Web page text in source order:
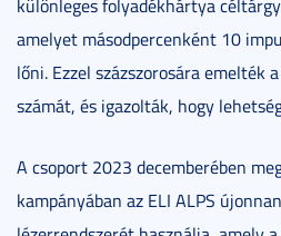
különleges folyadékhártya
amelyet másodpercenként 10
lőni. Ezzel százszorosára
számát, és igazolták, hogy
A csoport 2023 decemberében
kampányában az ELI ALPS